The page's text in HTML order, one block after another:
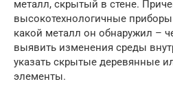
металл, скрытый в стене.
высокотехнологичные
какой металл он обнаружил –
выявить изменения среды
указать скрытые деревянные
элементы.